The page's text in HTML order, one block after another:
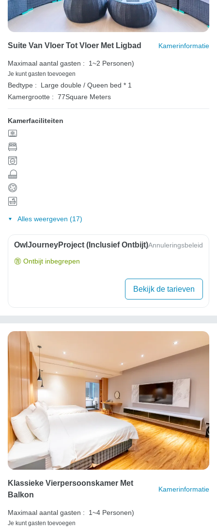
Suite Van Vloer Tot Vloer Met Ligbad Kamerinformatie
Maximaal aantal gasten : 1~2 Personen)
Je kunt gasten toevoegen
Bedtype :
Large double / Queen bed * 1
Kamergrootte : 77Square Meters
Kamerfaciliteiten
Alles weergeven (17)
OwlJourneyProject (inclusief Ontbijt)Annuleringsbeleid
Ontbijt inbegrepen
Bekijk de tarieven
Klassieke Vierpersoonskamer Met
Balkon
Kamerinformatie
Maximaal aantal gasten : 1~4 Personen)
Je kunt gasten toevoegen